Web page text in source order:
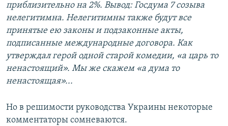
приблизительно на 2%. Вывод: Госдума 7 созыва
нелегитимна. Нелегитимны также будут все
принятые ею законы и подзаконные акты,
подписанные международные договора. Как
утверждал герой одной старой комедии, «а царь то
ненастоящий». Мы же скажем «а дума то
ненастоящая»...
Но в решимости руководства Украины некоторые
комментаторы сомневаются.